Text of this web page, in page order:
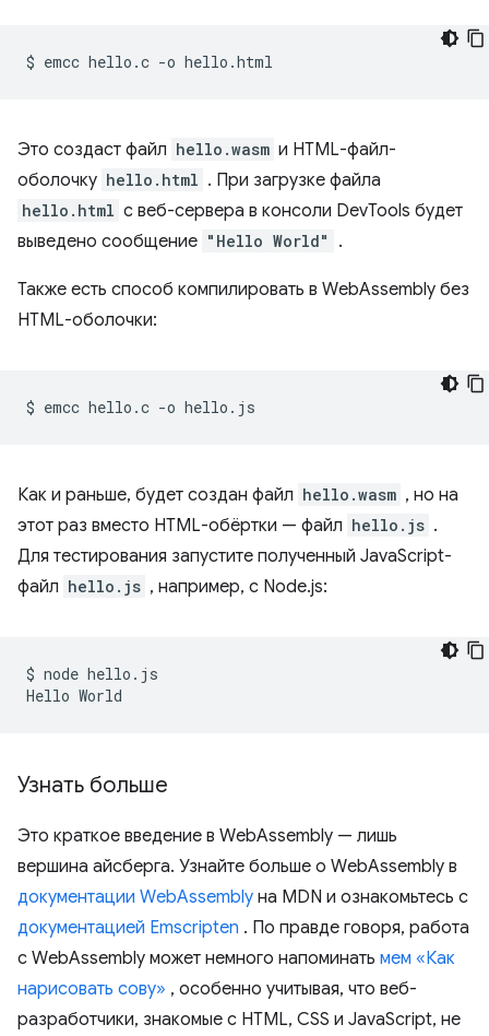
$ emcc hello.c -o
Это создаст файл hello.wasm и HTML-файл-
оболочку hello.html . При загрузке файла
hello.html с веб-сервера в консоли DevTools будет
выведено сообщение "Hello World" .
Также есть способ компилировать в WebAssembly без
HTML-оболочки:
$ emcc hello.c -o
Как и раньше, будет создан файл hello.wasm , но на
этот раз вместо HTML-обёртки — файл hello.js .
Для тестирования запустите полученный JavaScript-
файл hello.js , например, с Node.js:
$ node hello.js
Hello
Узнать больше
Это краткое введение в WebAssembly — лишь
вершина айсберга. Узнайте больше о WebAssembly в
документации WebAssembly на MDN и ознакомьтесь с
документацией Emscripten . По правде говоря, работа
с WebAssembly может немного напоминать мем «Как
нарисовать сову» , особенно учитывая, что веб-
разработчики, знакомые с HTML, CSS и JavaScript, не